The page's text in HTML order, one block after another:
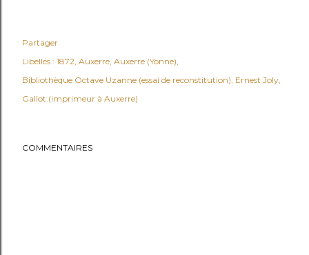
Partager
Libellés : 1872 Auxerre Auxerre (Yonne)
Bibliothèque Octave Uzanne (essai de reconstitution) Ernest Joly
Gallot (imprimeur à Auxerre)
COMMENTAIRES